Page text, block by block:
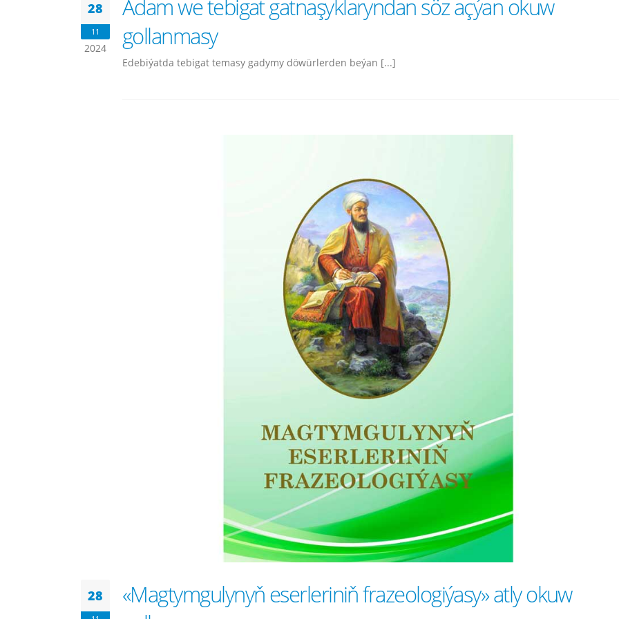
28
11
2024
Adam we tebigat gatnaşyklaryndan söz açýan okuw
gollanmasy
Edebiýatda tebigat temasy gadymy döwürlerden beýan [...]
28
«Magtymgulynyň eserleriniň frazeologiýasy» atly okuw